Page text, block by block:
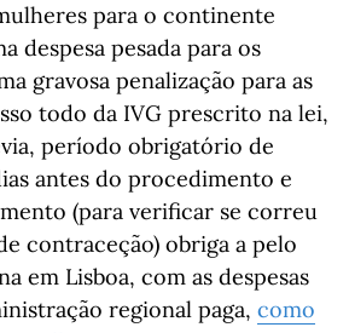
para o continente
despesa pesada para os
gravosa penalização para as
todo da IVG prescrito na lei,
período obrigatório de
antes do procedimento e
(para verificar se correu
contraceção) obriga a pelo
em Lisboa, com as despesas
regional paga, como